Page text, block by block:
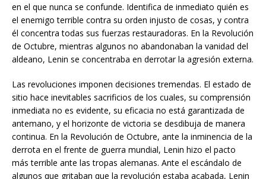
en el que nunca se confunde. Identifica de inmediato quién es
el enemigo terrible contra su orden injusto de cosas, y contra
él concentra todas sus fuerzas restauradoras. En la Revolución
de Octubre, mientras algunos no abandonaban la vanidad del
aldeano, Lenin se concentraba en derrotar la agresión externa.
Las revoluciones imponen decisiones tremendas. El estado de
sitio hace inevitables sacrificios de los cuales, su comprensión
inmediata no es evidente, su eficacia no está garantizada de
antemano, y el horizonte de victoria se desdibuja de manera
continua. En la Revolución de Octubre, ante la inminencia de la
derrota en el frente de guerra mundial, Lenin hizo el pacto
más terrible ante las tropas alemanas. Ante el escándalo de
algunos que gritaban que la revolución estaba acabada, Lenin